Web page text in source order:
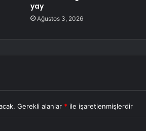
yay
Ağustos 3, 2026
Gerekli alanlar * ile işaretlenmişlerdir